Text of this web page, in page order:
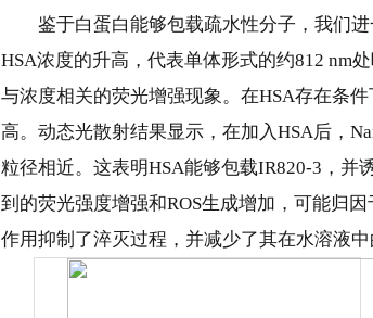
鉴于白蛋白能够包载疏水性分子，我们
HSA浓度的升高，代表单体形式的约812 nm
与浓度相关的荧光增强现象。在HSA存在条
高。动态光散射结果显示，在加入HSA后，
粒径相近。这表明HSA能够包载IR820-3，并
到的荧光强度增强和ROS生成增加，可能归
作用抑制了淬灭过程，并减少了其在水溶液中